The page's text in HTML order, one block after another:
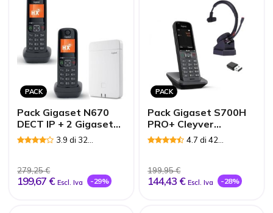
PACK
Pack Gigaset N670
DECT IP + 2 Gigaset
AS690HX3.9 di 32
279,25 €
199,67 € Escl. Iva -29%
PACK
Pack Gigaset S700H
PRO+ Cleyver
NW30UC4.7 di 42
199,95 €
144,43 € Escl. Iva -28%